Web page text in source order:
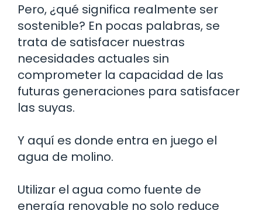
Pero, ¿qué significa realmente ser
sostenible? En pocas palabras, se
trata de satisfacer nuestras
necesidades actuales sin
comprometer la capacidad de las
futuras generaciones para satisfacer
las suyas.
Y aquí es donde entra en juego el
agua de molino.
Utilizar el agua como fuente de
energía renovable no solo reduce